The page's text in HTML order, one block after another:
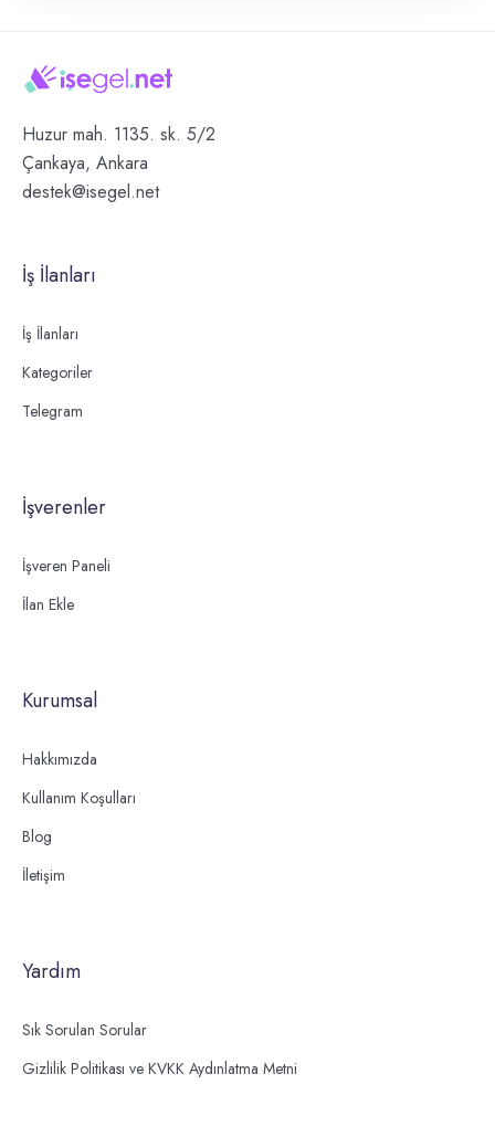
Huzur mah. 1135. sk. 5/2
Çankaya, Ankara
destek@isegel.net
İş İlanları
İş İlanları
Kategoriler
Telegram
İşverenler
İşveren Paneli
İlan Ekle
Kurumsal
Hakkımızda
Kullanım Koşulları
Blog
İletişim
Yardım
Sık Sorulan Sorular
Gizlilik Politikası ve KVKK Aydınlatma Metni